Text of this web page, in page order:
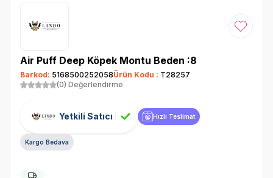
Favoriye
Air Puff Deep Köpek Montu Beden :8
Barkod: 5168500252058Ürün Kodu : T28257
(0) Değerlendirme
Yetkili Satıcı Hızlı Teslimat
Kargo Bedava